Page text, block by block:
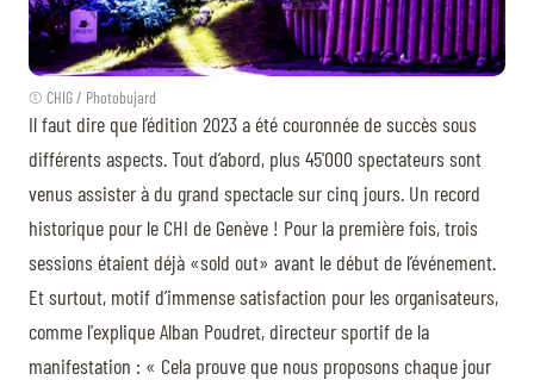
© CHIG / Photobujard
Il faut dire que l’édition 2023 a été couronnée de succès sous
différents aspects. Tout d’abord, plus 45'000 spectateurs sont
venus assister à du grand spectacle sur cinq jours. Un record
historique pour le CHI de Genève ! Pour la première fois, trois
sessions étaient déjà «sold out» avant le début de l’événement.
Et surtout, motif d’immense satisfaction pour les organisateurs,
comme l'explique Alban Poudret, directeur sportif de la
manifestation : « Cela prouve que nous proposons chaque jour